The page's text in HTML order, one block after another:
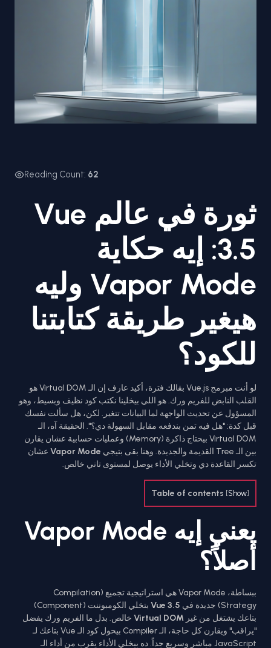
Reading Count: 62
ثورة في عالم Vue
3.5: إيه حكاية
Vapor Mode وليه
هيغير طريقة كتابتنا
للكود؟
لو أنت مبرمج Vue.js بقالك فترة، أكيد عارف إن الـ Virtual DOM هو
القلب النابض للفريم ورك. هو اللي بيخلينا نكتب كود نظيف وبسيط، وهو
المسؤول عن تحديث الواجهة لما البيانات تتغير. لكن، هل سألت نفسك
قبل كدة: "هل فيه تمن بندفعه مقابل السهولة دي؟". الحقيقة آه، الـ
Virtual DOM بيحتاج ذاكرة (Memory) وعمليات حسابية عشان يقارن
بين الـ Tree القديمة والجديدة. وهنا بقى بتيجي
Vapor Mode عشان
تكسر القاعدة دي وتخلي الأداء يوصل لمستوى تاني خالص.
Table of contents [Show]
يعني إيه Vapor Mode
أصلاً؟
ببساطة، Vapor Mode هي استراتيجية تجميع (Compilation
Strategy) جديدة في
Vue 3.5
بتخلي الكومبوننت (Component)
بتاعك يشتغل من غير Virtual DOM خالص. بدل ما الفريم ورك يفضل
"يراقب" ويقارن كل حاجة، الـ Compiler بيحول كود الـ Vue بتاعك لـ
JavaScript مباشر وسريع جداً. ده بيخلي الأداء يقرب من أداء الـ